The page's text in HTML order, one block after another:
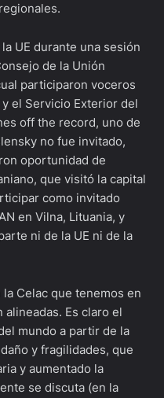
UE durante una sesión
de la Unión
participaron voceros
el Servicio Exterior del
off the record, uno de
no fue invitado,
oportunidad de
que visitó la capital
como invitado
en Vilna, Lituania, y
ni de la UE ni de la
Celac que tenemos en
Es claro el
mundo a partir de la
y fragilidades, que
y aumentado la
se discuta (en la